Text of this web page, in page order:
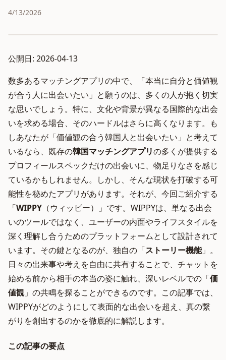
4/13/2026
公開日: 2026-04-13
数多あるマッチングアプリの中で、「本当に自分と価値観
が合う人に出会いたい」と願うのは、多くの人が抱く切実
な思いでしょう。特に、文化や背景が異なる国際的な出会
いを求める場合、そのハードルはさらに高くなります。も
しあなたが「価値観の合う韓国人と出会いたい」と考えて
いるなら、既存の韓国マッチングアプリの多くが提供する
プロフィールスペックだけの出会いに、物足りなさを感じ
ているかもしれません。しかし、そんな現状を打破する可
能性を秘めたアプリがあります。それが、今回ご紹介する
「WIPPY （ウィッピー）」です。WIPPYは、単なる出会
いのツールではなく、ユーザーの内面やライフスタイルを
深く理解し合うためのプラットフォームとして設計されて
います。その鍵となるのが、独自の「ストーリー機能」。
日々の出来事や考えを自由に共有することで、チャットを
始める前から相手の本当の姿に触れ、深いレベルでの「価
値観」の共鳴を探ることができるのです。この記事では、
WIPPYがどのようにして表面的な出会いを超え、真の繋
がりを創出するのかを徹底的に解説します。
この記事の要点